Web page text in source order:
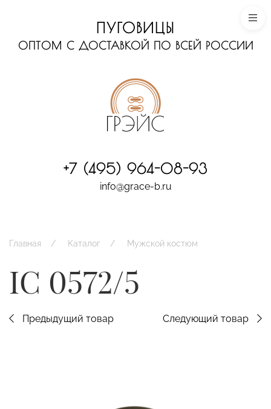
ПУГОВИЦЫ
ОПТОМ С ДОСТАВКОЙ ПО ВСЕЙ РОССИИ
+7 (495) 964-08-93
info@grace-b.ru
Главная Каталог Мужской костюм
IC 0572/5
Предыдущий товар Следующий товар